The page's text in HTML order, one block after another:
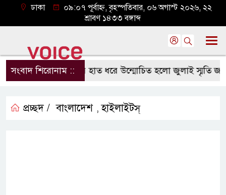
ঢাকা
০৯:০৭ পূর্বাহ্ন, বৃহস্পতিবার, ০৬ অগাস্ট ২০২৬, ২২
শ্রাবণ ১৪৩৩ বঙ্গাব্দ
সংবাদ শিরোনাম ::
তারেক রহমানের হাত ধরে উন্মোচিত হলো জুলাই স্মৃতি জাদুঘর
প্রচ্ছদ / বাংলাদেশ ,হাইলাইটস্